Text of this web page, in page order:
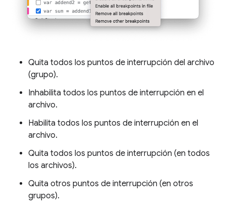
Quita todos los puntos de interrupción del archivo
(grupo).
Inhabilita todos los puntos de interrupción en el
archivo.
Habilita todos los puntos de interrupción en el
archivo.
Quita todos los puntos de interrupción (en todos
los archivos).
Quita otros puntos de interrupción (en otros
grupos).